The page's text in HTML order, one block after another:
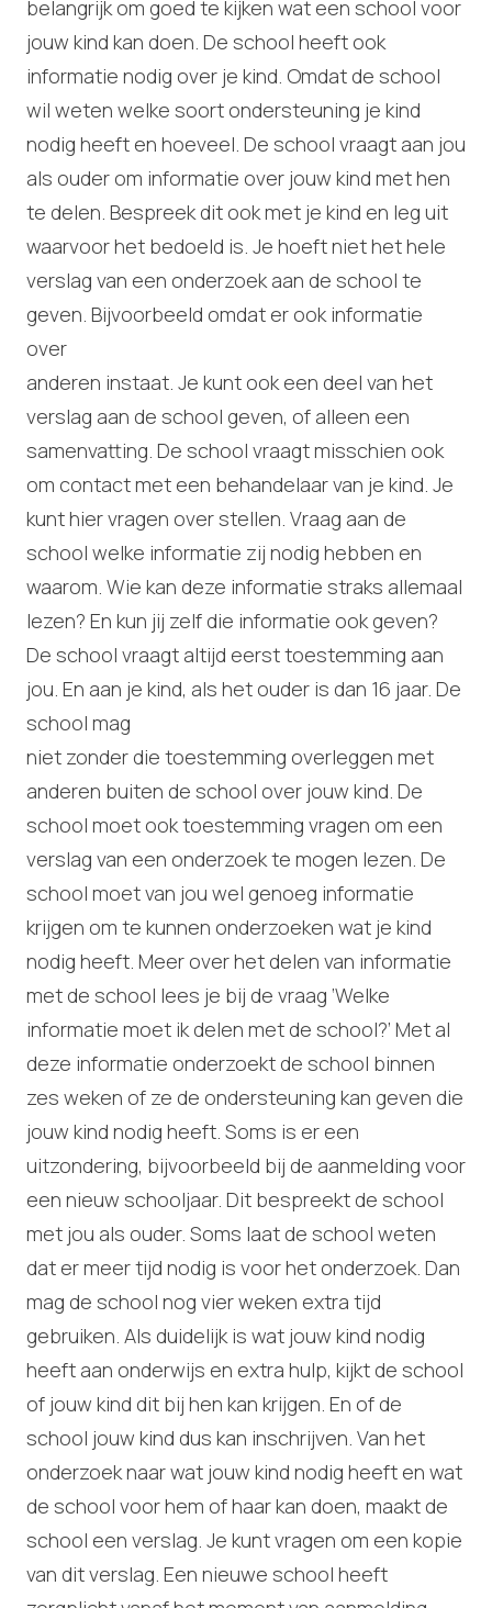
belangrijk om goed te kijken wat een school voor
jouw kind kan doen. De school heeft ook
informatie nodig over je kind. Omdat de school
wil weten welke soort ondersteuning je kind
nodig heeft en hoeveel. De school vraagt aan jou
als ouder om informatie over jouw kind met hen
te delen. Bespreek dit ook met je kind en leg uit
waarvoor het bedoeld is. Je hoeft niet het hele
verslag van een onderzoek aan de school te
geven. Bijvoorbeeld omdat er ook informatie
over
anderen instaat. Je kunt ook een deel van het
verslag aan de school geven, of alleen een
samenvatting. De school vraagt misschien ook
om contact met een behandelaar van je kind. Je
kunt hier vragen over stellen. Vraag aan de
school welke informatie zij nodig hebben en
waarom. Wie kan deze informatie straks allemaal
lezen? En kun jij zelf die informatie ook geven?
De school vraagt altijd eerst toestemming aan
jou. En aan je kind, als het ouder is dan 16 jaar. De
school mag
niet zonder die toestemming overleggen met
anderen buiten de school over jouw kind. De
school moet ook toestemming vragen om een
verslag van een onderzoek te mogen lezen. De
school moet van jou wel genoeg informatie
krijgen om te kunnen onderzoeken wat je kind
nodig heeft. Meer over het delen van informatie
met de school lees je bij de vraag ‘Welke
informatie moet ik delen met de school?’ Met al
deze informatie onderzoekt de school binnen
zes weken of ze de ondersteuning kan geven die
jouw kind nodig heeft. Soms is er een
uitzondering, bijvoorbeeld bij de aanmelding voor
een nieuw schooljaar. Dit bespreekt de school
met jou als ouder. Soms laat de school weten
dat er meer tijd nodig is voor het onderzoek. Dan
mag de school nog vier weken extra tijd
gebruiken. Als duidelijk is wat jouw kind nodig
heeft aan onderwijs en extra hulp, kijkt de school
of jouw kind dit bij hen kan krijgen. En of de
school jouw kind dus kan inschrijven. Van het
onderzoek naar wat jouw kind nodig heeft en wat
de school voor hem of haar kan doen, maakt de
school een verslag. Je kunt vragen om een kopie
van dit verslag. Een nieuwe school heeft